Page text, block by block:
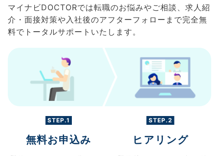
マイナビDOCTORでは転職のお悩みやご相談、求人紹
介・面接対策や入社後のアフターフォローまで完全無
料でトータルサポートいたします。
STEP.1
無料お申込み
STEP.2
ヒアリング